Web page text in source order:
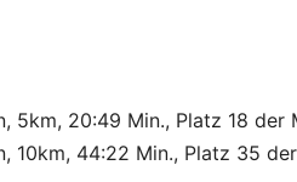
5km, 20:49 Min., Platz 18 der
10km, 44:22 Min., Platz 35